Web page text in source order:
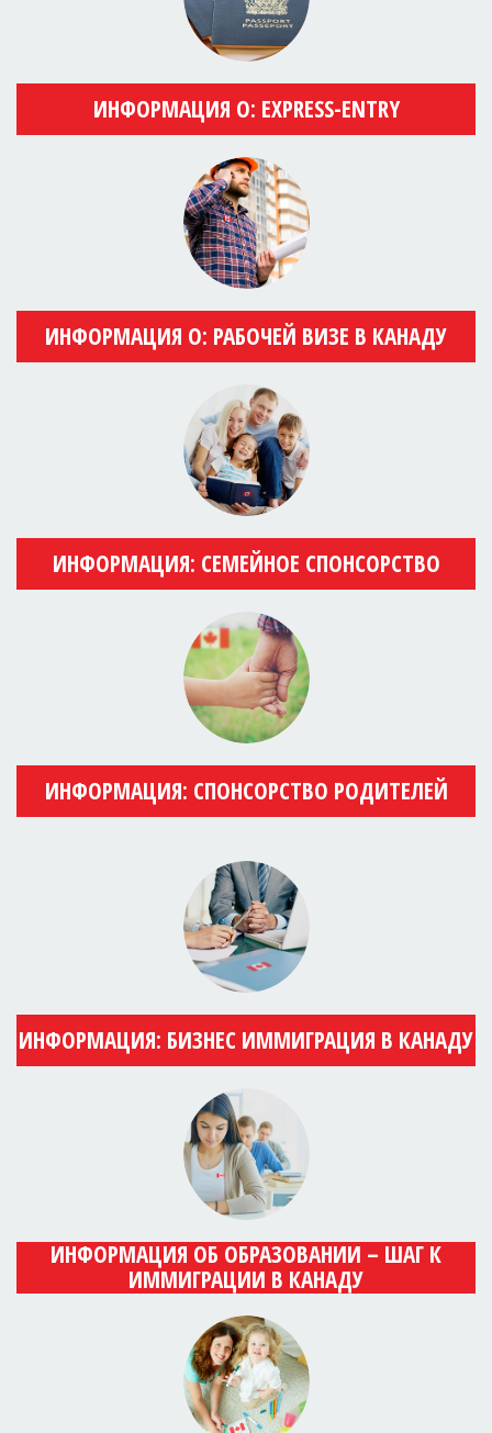
ИНФОРМАЦИЯ О: EXPRESS-ENTRY
ИНФОРМАЦИЯ О: РАБОЧЕЙ ВИЗЕ В КАНАДУ
ИНФОРМАЦИЯ: СЕМЕЙНОЕ СПОНСОРСТВО
ИНФОРМАЦИЯ: СПОНСОРСТВО РОДИТЕЛЕЙ
ИНФОРМАЦИЯ: БИЗНЕС ИММИГРАЦИЯ В КАНАДУ
ИНФОРМАЦИЯ ОБ ОБРАЗОВАНИИ – ШАГ К
ИММИГРАЦИИ В КАНАДУ